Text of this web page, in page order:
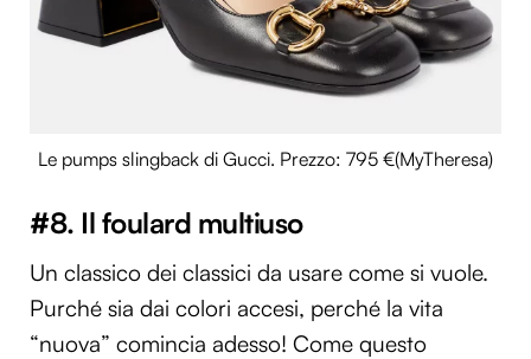
Utilizziamo i cookie per personalizzare contenuti ed
annunci, per fornire funzionalità dei social media e per
analizzare il nostro traffico. Condividiamo inoltre
pubblicità e social media, i quali potrebbero combinarle
raccolto dal tuo utilizzo dei loro servizi.
Le pumps slingback di Gucci. Prezzo: 795 €(MyTheresa)
#8. Il foulard multiuso
Un classico dei classici da usare come si vuole.
Purché sia dai colori accesi, perché la vita
“nuova” comincia adesso! Come questo